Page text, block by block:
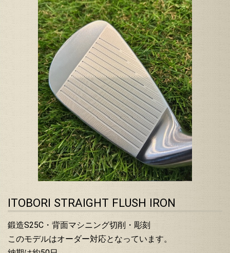
ITOBORI STRAIGHT FLUSH IRON
鍛造S25C・背面マシニング切削・彫刻
このモデルはオーダー対応となっています。